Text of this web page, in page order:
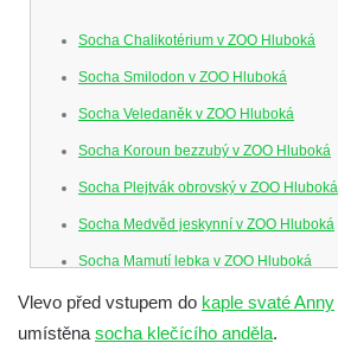
Socha Chalikotérium v ZOO Hluboká
Socha Smilodon v ZOO Hluboká
Socha Veledaněk v ZOO Hluboká
Socha Koroun bezzubý v ZOO Hluboká
Socha Plejtvák obrovský v ZOO Hluboká
Socha Medvěd jeskynní v ZOO Hluboká
Socha Mamutí lebka v ZOO Hluboká
Socha Mamut srstnatý v ZOO Hluboká
Socha Orel v ZOO Hluboká
Vlevo před vstupem do kaple svaté Anny
umístěna socha klečícího anděla.